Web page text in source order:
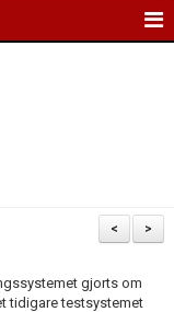
>
<
gjorts om
tidigare testsystemet